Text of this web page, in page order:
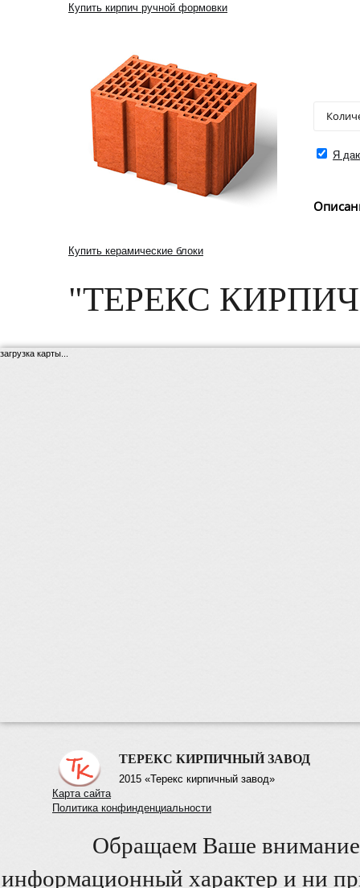
Купить кирпич ручной формовки
Купить керамические блоки
Я
"ТЕРЕКС
загрузка карты...
ТЕРЕКС КИРПИЧНЫЙ ЗАВОД
2015 «Терекс кирпичный завод»
Карта сайта
Политика конфинденциальности
Обращаем Ваше внимание
информационный характер и ни